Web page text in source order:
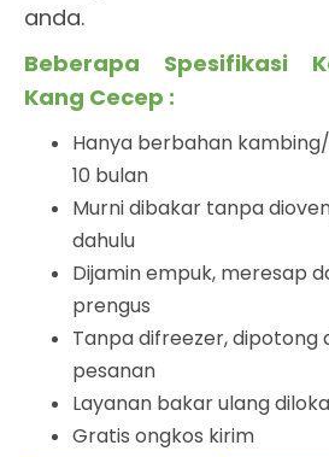
anda.
Beberapa Spesifikasi
Kang Cecep :
Hanya berbahan
10 bulan
Murni dibakar tanpa
dahulu
Dijamin empuk, meresap
prengus
Tanpa difreezer, dipotong
pesanan
Layanan bakar ulang
Gratis ongkos kirim